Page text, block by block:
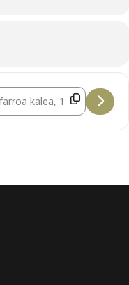
CUARTETO DE
Address - Concierto